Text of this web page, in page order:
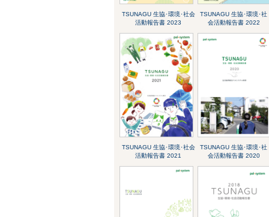
TSUNAGU 生協･環境･社会
活動報告書 2023
TSUNAGU 生協･環境･社
会活動報告書 2022
TSUNAGU 生協･環境･社会
活動報告書 2021
TSUNAGU 生協･環境･社
会活動報告書 2020